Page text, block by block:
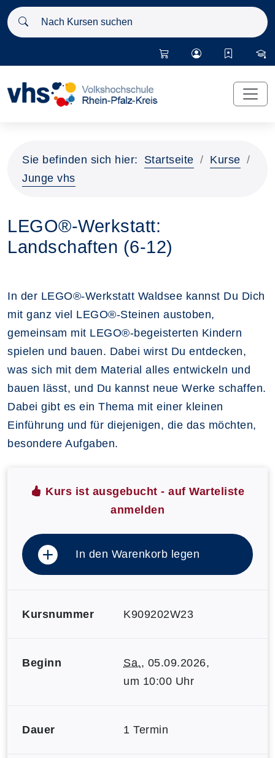
Nach Kursen suchen
Sie befinden sich hier: Startseite
Kurse
Junge vhs
LEGO®-Werkstatt:
Landschaften (6-12)
In der LEGO®-Werkstatt Waldsee kannst Du Dich
mit ganz viel LEGO®-Steinen austoben,
gemeinsam mit LEGO®-begeisterten Kindern
spielen und bauen. Dabei wirst Du entdecken,
was sich mit dem Material alles entwickeln und
bauen lässt, und Du kannst neue Werke schaffen.
Dabei gibt es ein Thema mit einer kleinen
Einführung und für diejenigen, die das möchten,
besondere Aufgaben.
Kurs ist ausgebucht - auf Warteliste
anmelden
In den Warenkorb legen
Kursnummer K909202W23
Beginn Sa., 05.09.2026,
um 10:00 Uhr
Dauer 1 Termin